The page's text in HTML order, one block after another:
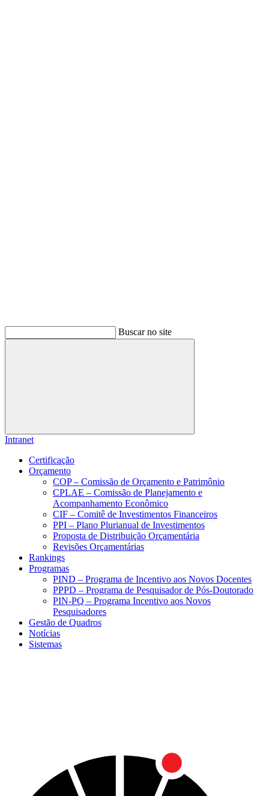
Buscar no site
Buscar
Intranet
Certificação
Orçamento
COP – Comissão de Orçamento e Patrimônio
CPLAE – Comissão de Planejamento e
Acompanhamento Econômico
CIF – Comitê de Investimentos Financeiros
PPI – Plano Plurianual de Investimentos
Proposta de Distribuição Orçamentária
Revisões Orçamentárias
Rankings
Programas
PIND – Programa de Incentivo aos Novos Docentes
PPPD – Programa de Pesquisador de Pós-Doutorado
PIN-PQ – Programa Incentivo aos Novos
Pesquisadores
Gestão de Quadros
Notícias
Sistemas